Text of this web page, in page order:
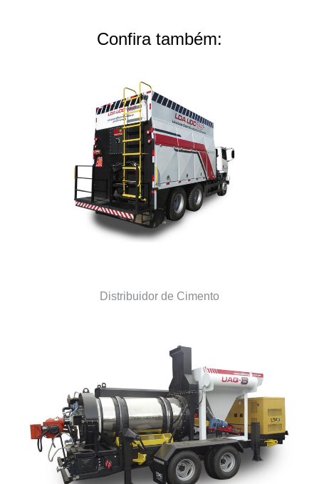
Confira também:
Distribuidor de Cimento